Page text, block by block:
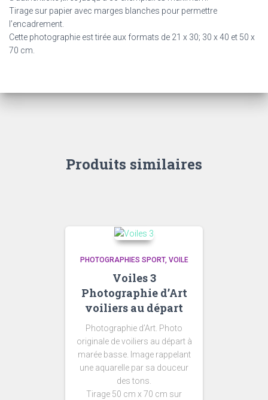
Tirage sur papier avec marges blanches pour permettre
l’encadrement.
Cette photographie est tirée aux formats de 21 x 30; 30 x 40 et 50 x
70 cm.
Produits similaires
PHOTOGRAPHIES SPORT VOILE
Voiles 3
Photographie d’Art
voiliers au départ
Photographie d’Art. Photo
originale de voiliers au départ à
marée basse. Image rappelant
une aquarelle par sa douceur
des tons.
Tirage 50 cm x 70 cm sur